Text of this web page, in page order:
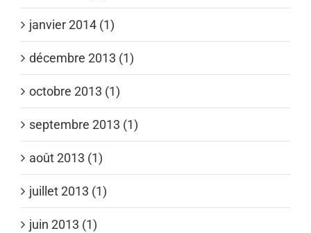
janvier 2014 (1)
décembre 2013 (1)
octobre 2013 (1)
septembre 2013 (1)
août 2013 (1)
juillet 2013 (1)
juin 2013 (1)